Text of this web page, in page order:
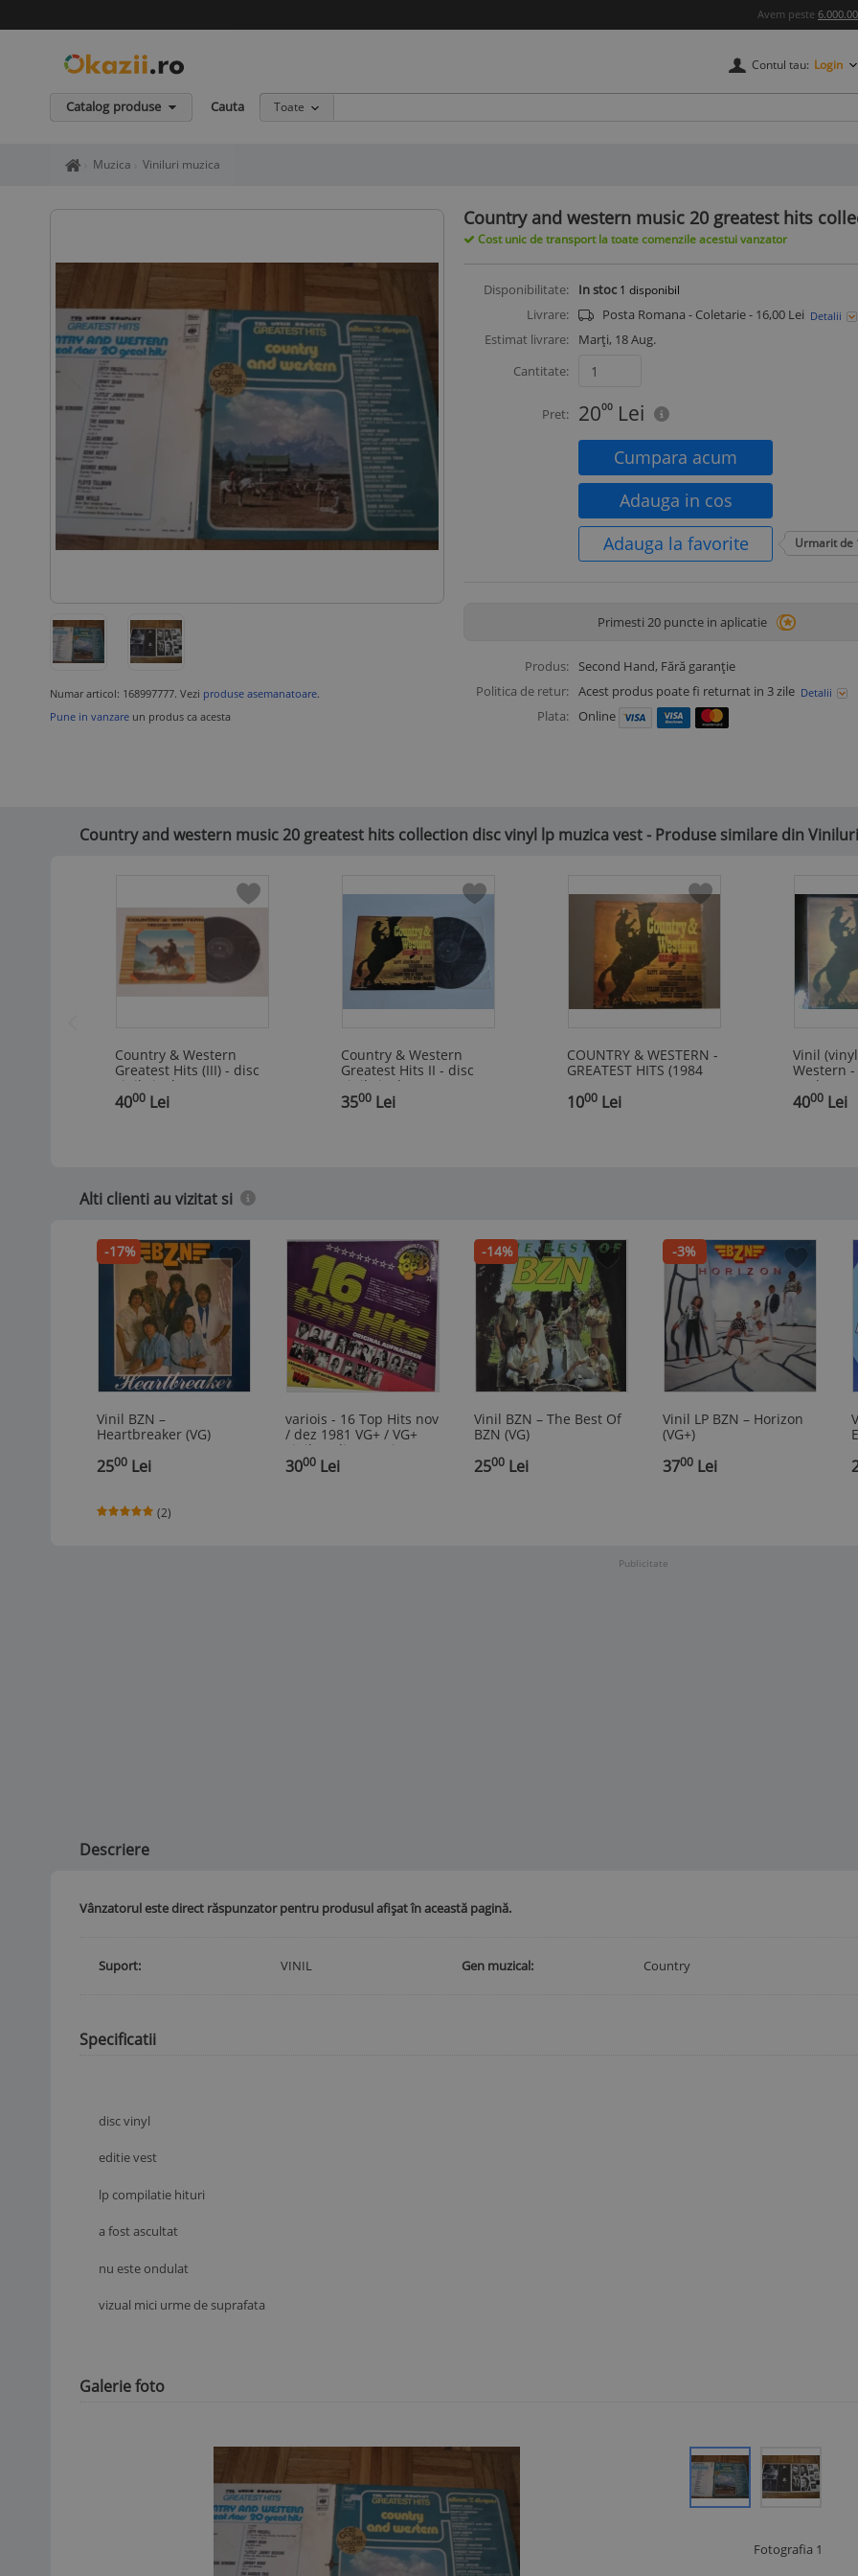
Avem peste
Contul tau: Login
Catalog produse Cauta Toate
Home page okazii.ro - Cumperi in siguranta de la vanzatori de incredere
Muzica Viniluri muzica
Numar articol: 168997777. Vezi produse asemanatoare.
Pune in vanzare un produs ca acesta
Country and western music 20 greatest hits
Cost unic de transport la toate comenzile acestui vanzator
Disponibilitate: In stoc 1 disponibil
Livrare: Posta Romana - Coletarie - 16,00 Lei Detalii
Estimat livrare:
Marți, 18 Aug.
Cantitate:
Pret: 2000 Lei
Cumpara acum
Adauga in cos
Adauga la favorite
Urmarit de
Primesti 20 puncte in aplicatie
Produs: Second Hand, Fără garanție
Politica de retur: Acest produs poate fi returnat in 3 zile Detalii
Plata: Online
Country and western music 20 greatest hits collection disc vinyl lp muzica vest - Produse similare din
Country & Western
Greatest Hits (III) - disc
vinil vinyl LP
4000 Lei
Country & Western
Greatest Hits II - disc
vinil vinyl LP nou
3500 Lei
COUNTRY & WESTERN -
GREATEST HITS (1984
VINIL/VINYL/IMPECABIL
1000 Lei
Vinil
Western
II
,,Delta
4000 Lei
Alti clienti au vizitat si
-17%
Vinil BZN –
Heartbreaker (VG)
2500Lei
(2)
variois - 16 Top Hits nov
/ dez 1981 VG+ / VG+
vinil LP disc muzica pop
rock Club Top 13
3000Lei
-14%
Vinil BZN – The Best Of
BZN (VG)
2500Lei
-3%
Vinil LP BZN – Horizon
(VG+)
3700Lei
Publicitate
Descriere
Vânzatorul este direct răspunzator pentru produsul afișat în această pagină.
Suport VINIL Gen muzical Country
Specificatii
disc vinyl
editie vest
lp compilatie hituri
a fost ascultat
nu este ondulat
vizual mici urme de suprafata
Galerie foto
Fotografia 1